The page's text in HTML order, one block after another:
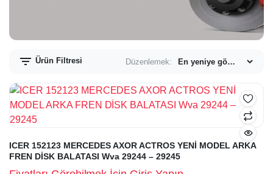
Ürün Filtresi Düzenlemek:
ICER 152123 MERCEDES AXOR ACTROS YENİ MODEL ARKA
FREN DİSK BALATASI Wva 29244 – 29245